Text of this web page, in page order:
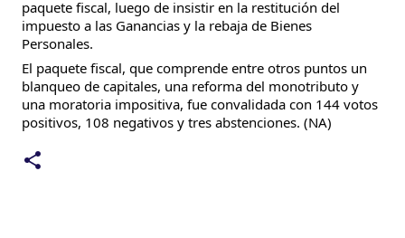
paquete fiscal, luego de insistir en la restitución del
impuesto a las Ganancias y la rebaja de Bienes
Personales.
El paquete fiscal, que comprende entre otros puntos un
blanqueo de capitales, una reforma del monotributo y
una moratoria impositiva, fue convalidada con 144 votos
positivos, 108 negativos y tres abstenciones. (NA)